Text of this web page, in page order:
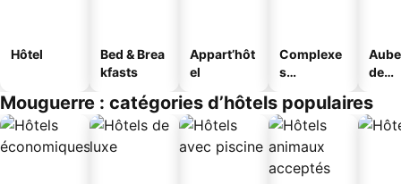
Hôtel
Bed & Brea
kfasts
Appart’hôt
el
Complexe
s
s
de
Mouguerre : catégories d’hôtels populaires